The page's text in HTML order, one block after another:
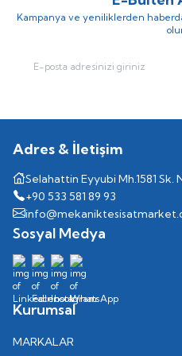
Kampanya ve yeniliklerden
Adres & İletişim
Selahattin Eyyubi Mh.1581
+90 533 581 89 93
Sosyal Medya
Kurumsal
MARKALAR